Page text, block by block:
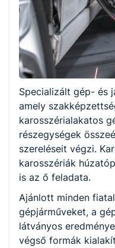
Képzés időtartama
3 év
Választható
Nem válaszható
KKK/PTT
KKK letöltése (pdf)
PTT letöltése (pdf)
Okleveles
Nem
Specializált gép- és
amely
karosszérialakatos
részegységek
szereléseit végzi.
karosszériák
is az ő feladata.
Ajánlott minden
gépjárműveket, a
látványos
végső formák